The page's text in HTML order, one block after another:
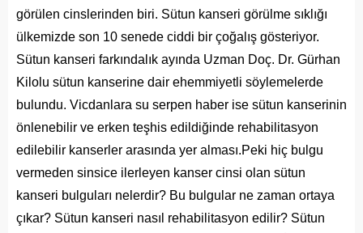
görülen cinslerinden biri. Sütun kanseri görülme sıklığı
ülkemizde son 10 senede ciddi bir çoğalış gösteriyor.
Sütun kanseri farkındalık ayında Uzman Doç. Dr. Gürhan
Kilolu sütun kanserine dair ehemmiyetli söylemelerde
bulundu. Vicdanlara su serpen haber ise sütun kanserinin
önlenebilir ve erken teşhis edildiğinde rehabilitasyon
edilebilir kanserler arasında yer alması.Peki hiç bulgu
vermeden sinsice ilerleyen kanser cinsi olan sütun
kanseri bulguları nelerdir? Bu bulgular ne zaman ortaya
çıkar? Sütun kanseri nasıl rehabilitasyon edilir? Sütun